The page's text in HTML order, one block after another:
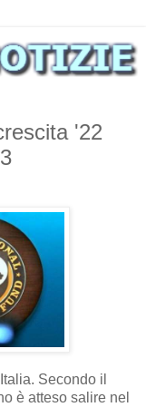
'22
Secondo il
è atteso salire nel